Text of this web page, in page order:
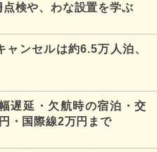
検や、わな設置を学ぶ
ンセルは約6.5万人泊、
遅延・欠航時の宿泊・交
・国際線2万円まで